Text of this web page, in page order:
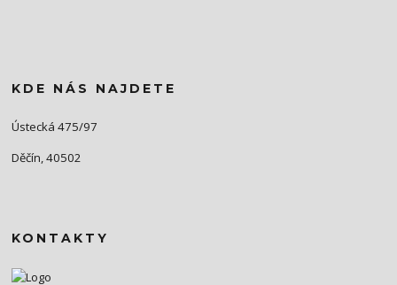
KDE NÁS NAJDETE
Ústecká 475/97
Děčín, 40502
KONTAKTY